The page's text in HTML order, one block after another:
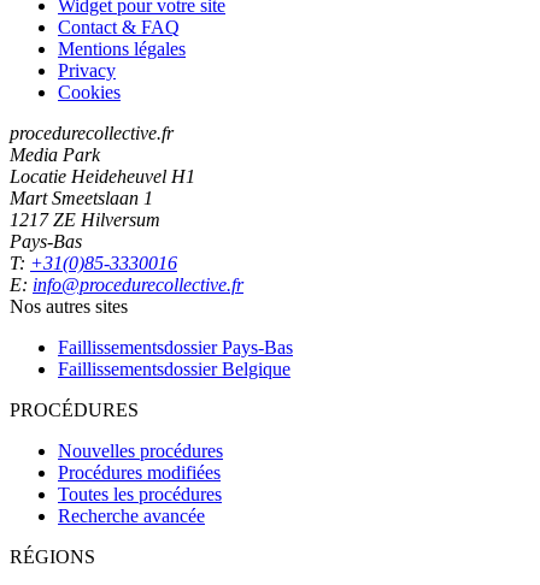
Widget pour votre site
Contact & FAQ
Mentions légales
Privacy
Cookies
procedurecollective.fr
Media Park
Locatie Heideheuvel H1
Mart Smeetslaan 1
1217 ZE Hilversum
Pays-Bas
T: +31(0)85-3330016
E: info@procedurecollective.fr
Nos autres sites
Faillissementsdossier Pays-Bas
Faillissementsdossier Belgique
PROCÉDURES
Nouvelles procédures
Procédures modifiées
Toutes les procédures
Recherche avancée
RÉGIONS